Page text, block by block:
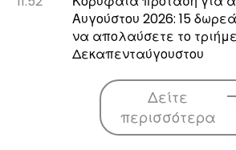
Αυγούστου 2026: 15
να απολαύσετε το
Δεκαπενταύγουστου
Δείτε
περισσότερα